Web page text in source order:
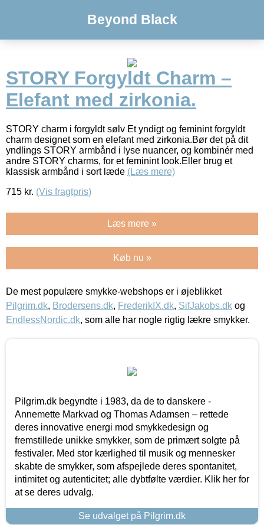
Beyond Black
STORY Forgyldt Charm –
Elefant med zirkonia.
STORY charm i forgyldt sølv Et yndigt og feminint forgyldt
charm designet som en elefant med zirkonia.Bør det på dit
yndlings STORY armbånd i lyse nuancer, og kombinér med
andre STORY charms, for et feminint look.Eller brug et
klassisk armbånd i sort læde (Læs mere)
715 kr. (Vis fragtpris)
Læs mere »
Køb nu »
De mest populære smykke-webshops er i øjeblikket
Pilgrim.dk, Brodersens.dk, FrederikIX.dk, SifJakobs.dk og
EndlessNordic.dk, som alle har nogle rigtig lækre smykker.
Pilgrim.dk begyndte i 1983, da de to danskere -
Annemette Markvad og Thomas Adamsen – rettede
deres innovative energi mod smykkedesign og
fremstillede unikke smykker, som de primært solgte på
festivaler. Med stor kærlighed til musik og mennesker
skabte de smykker, som afspejlede deres spontanitet,
intimitet og autenticitet; alle dybtfølte værdier. Klik her for
at se deres udvalg.
Se udvalget på Pilgrim.dk